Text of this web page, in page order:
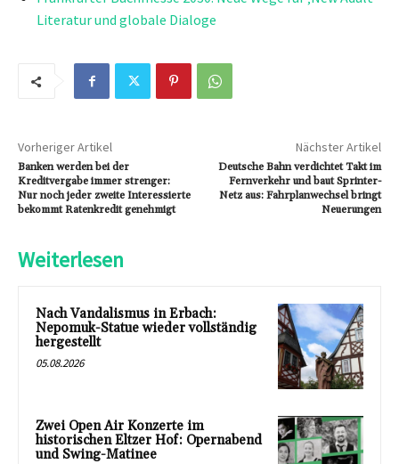
Literatur und globale Dialoge
Vorheriger Artikel
Banken werden bei der
Kreditvergabe immer strenger:
Nur noch jeder zweite Interessierte
bekommt Ratenkredit genehmigt
Nächster Artikel
Deutsche Bahn verdichtet Takt im
Fernverkehr und baut Sprinter-
Netz aus: Fahrplanwechsel bringt
Neuerungen
Weiterlesen
Nach Vandalismus in Erbach:
Nepomuk-Statue wieder vollständig
hergestellt
05.08.2026
Zwei Open Air Konzerte im
historischen Eltzer Hof: Opernabend
und Swing-Matinee